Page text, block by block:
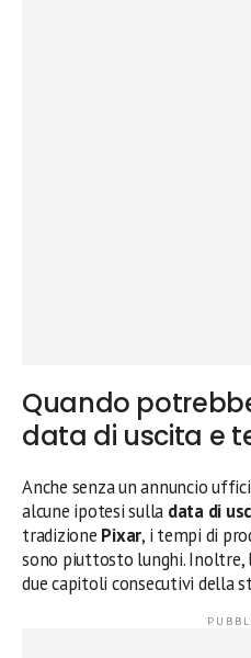
Quando
data di uscita e
Anche senza un annuncio
alcune ipotesi sulla data di
tradizione Pixar, i tempi di
sono piuttosto lunghi. Inoltre,
due capitoli consecutivi della